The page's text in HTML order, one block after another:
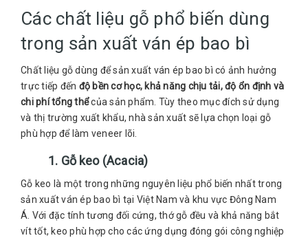
Các chất liệu gỗ phổ biến dùng
trong sản xuất ván ép bao bì
Chất liệu gỗ dùng để sản xuất ván ép bao bì có ảnh hưởng
trực tiếp đến độ bền cơ học, khả năng chịu tải, độ ổn định và
chi phí tổng thểcủa sản phẩm. Tùy theo mục đích sử dụng
và thị trường xuất khẩu, nhà sản xuất sẽ lựa chọn loại gỗ
phù hợp để làm veneer lõi.
1. Gỗ keo (Acacia)
Gỗ keo là một trong những nguyên liệu phổ biến nhất trong
sản xuất ván ép bao bì tại Việt Nam và khu vực Đông Nam
Á. Với đặc tính tương đối cứng, thớ gỗ đều và khả năng bắt
vít tốt, keo phù hợp cho các ứng dụng đóng gói công nghiệp